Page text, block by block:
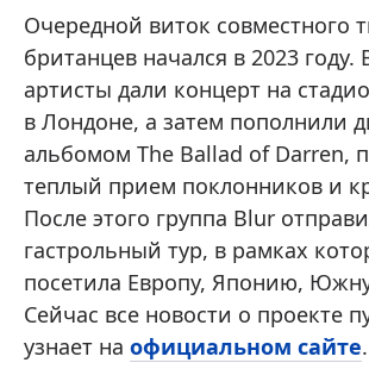
Очередной виток совместного
британцев начался в 2023
артисты дали концерт на
в Лондоне, а затем пополнили
альбомом The Ballad of Darren,
теплый прием поклонников и
После этого группа Blur
гастрольный тур, в рамках
посетила Европу, Японию,
Сейчас все новости о проекте
узнает на официальном сайте.